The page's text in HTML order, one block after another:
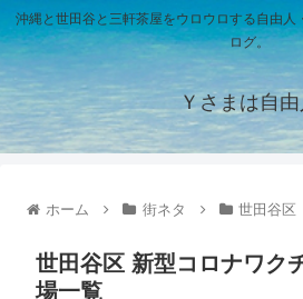
沖縄と世田谷と三軒茶屋をウロウロする自由人
ログ。
Ｙさまは自由
ホーム 街ネタ 世田谷区
世田谷区 新型コロナワク
場一覧